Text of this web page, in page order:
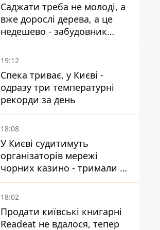
Саджати треба не молоді, а
вже дорослі дерева, а це
недешево - забудовник
Ніконов
19:12
Спека триває, у Києві -
одразу три температурні
рекорди за день
18:08
У Києві судитимуть
організаторів мережі
чорних казино - тримали 39
закладів
18:02
Продати київські книгарні
Readeat не вдалося, тепер